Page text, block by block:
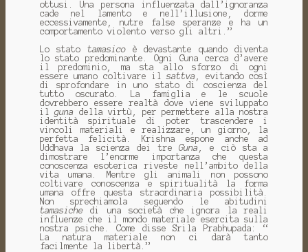
ottusi. Una persona influenzata dall’ignoranza
cade nel lamento e nell’illusione, dorme
eccessivamente, nutre false speranze e ha un
comportamento violento verso gli altri.”
Lo stato tamasicoè devastante quando diventa
lo stato predominante. Ogni Guna cerca d’avere
il predominio, ma sta allo sforzo di ogni
essere umano coltivare ilsattva , evitando così
di sprofondare in uno stato di coscienza del
tutto oscurato. La famiglia e le scuole
dovrebbero essere realtà dove viene sviluppato
ilguna della virtù, per permettere alla nostra
identità spirituale di poter trascendere i
vincoli materiali e realizzare, un giorno, la
perfetta felicità. Krishna espone anche ad
Uddhava la scienza dei treGuna
, e ciò sta a
dimostrare l’enorme importanza che questa
conoscenza esoterica riveste nell’ambito della
vita umana. Mentre gli animali non possono
coltivare conoscenza e spiritualità la forma
umana offre questa straordinaria possibilità.
Non sprechiamola seguendo le abitudini
tamasichedi una società che ignora la reali
influenze che il mondo materiale esercita sulla
nostra psiche. Come disse Srila Prabhupada: “
La natura materiale non ci darà tanto
facilmente la libertà.”